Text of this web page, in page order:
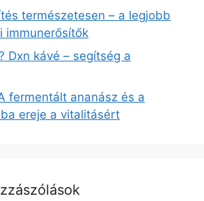
természetesen – a legjobb
immunerősítők
Dxn kávé – segítség a
fermentált ananász és a
ereje a vitalitásért